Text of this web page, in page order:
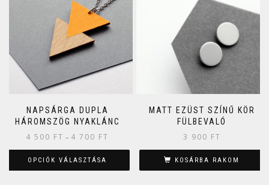
NAPSÁRGA DUPLA
HÁROMSZÖG NYAKLÁNC
4 500 FT – 4 700 FT
OPCIÓK VÁLASZTÁSA
MATT EZÜST SZÍNŰ KÖR
FÜLBEVALÓ
3 900 FT
KOSÁRBA RAKOM